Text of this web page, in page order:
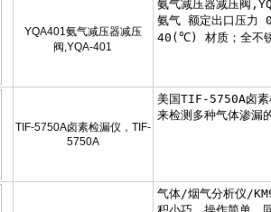
YQA401氨气减压器减压
阀,YQA-401
TIF-5750A卤素检漏仪，TIF-
5750A